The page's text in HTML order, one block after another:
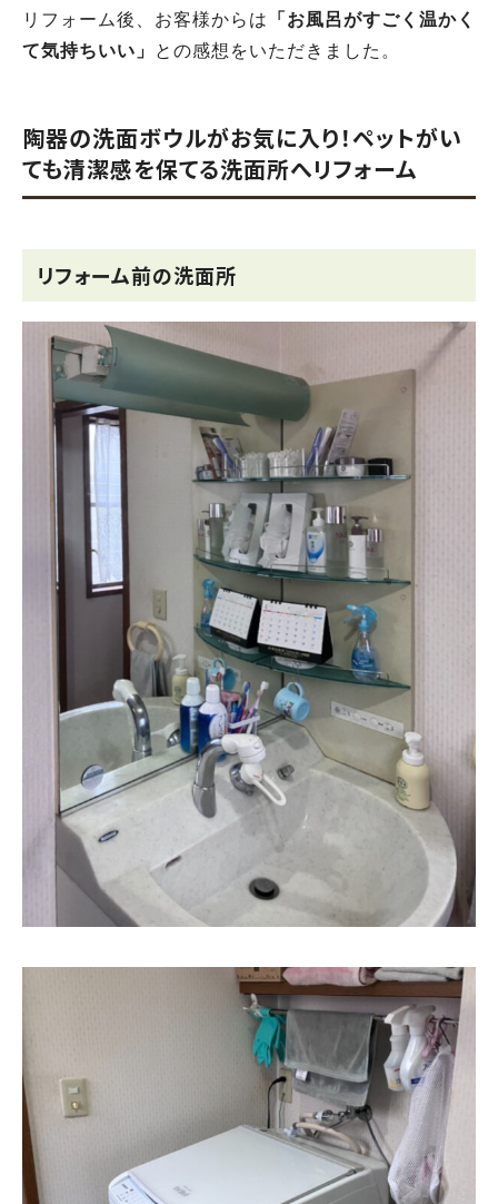
リフォーム後、お客様からは
「お風呂がすごく温かく
て気持ちいい」
との感想をいただきました。
陶器の洗面ボウルがお気に入り！ペットがい
ても清潔感を保てる洗面所へリフォーム
リフォーム前の洗面所